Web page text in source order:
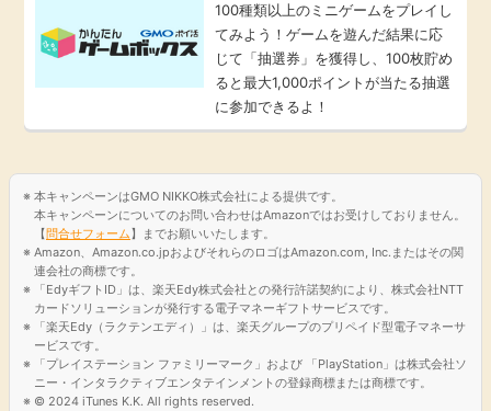
100種類以上のミニゲームをプレイし
てみよう！ゲームを遊んだ結果に応
じて「抽選券」を獲得し、100枚貯め
ると最大1,000ポイントが当たる抽選
に参加できるよ！
本キャンペーンはGMO NIKKO株式会社による提供です。
本キャンペーンについてのお問い合わせはAmazonではお受けしておりません。
【問合せフォーム】までお願いいたします。
Amazon、Amazon.co.jpおよびそれらのロゴはAmazon.com, Inc.またはその関
連会社の商標です。
「EdyギフトID」は、楽天Edy株式会社との発行許諾契約により、株式会社NTT
カードソリューションが発行する電子マネーギフトサービスです。
「楽天Edy（ラクテンエディ）」は、楽天グループのプリペイド型電子マネーサ
ービスです。
「プレイステーション ファミリーマーク」および 「PlayStation」は株式会社ソ
ニー・インタラクティブエンタテインメントの登録商標または商標です。
© 2024 iTunes K.K. All rights reserved.